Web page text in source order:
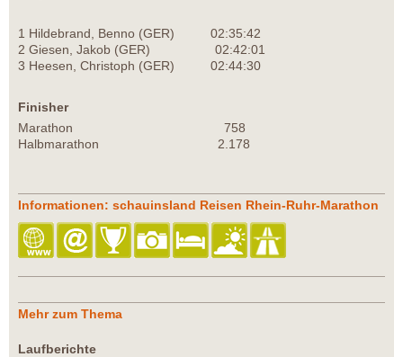
1 Hildebrand, Benno (GER) 02:35:42
2 Giesen, Jakob (GER) 02:42:01
3 Heesen, Christoph (GER) 02:44:30
Finisher
Marathon 758
Halbmarathon 2.178
Informationen: schauinsland Reisen Rhein-Ruhr-Marathon
Mehr zum Thema
Laufberichte